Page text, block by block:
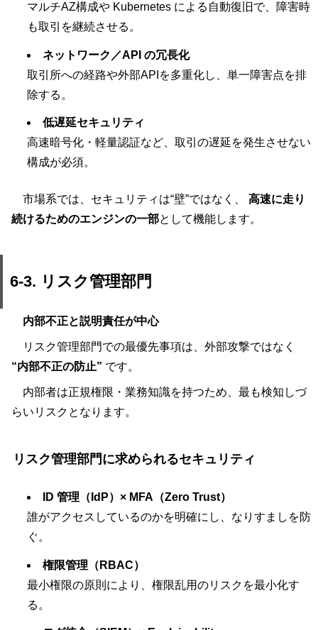
マルチAZ構成や Kubernetes による自動復旧で、障害時
も取引を継続させる。
ネットワーク／API の冗長化
取引所への経路や外部APIを多重化し、単一障害点を排
除する。
低遅延セキュリティ
高速暗号化・軽量認証など、取引の遅延を発生させない
構成が必須。
市場系では、セキュリティは“壁”ではなく、 高速に走り
続けるためのエンジンの一部として機能します。
6-3. リスク管理部門
内部不正と説明責任が中心
リスク管理部門での最優先事項は、外部攻撃ではなく
“内部不正の防止” です。
内部者は正規権限・業務知識を持つため、最も検知しづ
らいリスクとなります。
リスク管理部門に求められるセキュリティ
ID 管理（IdP）× MFA（Zero Trust）
誰がアクセスしているのかを明確にし、なりすましを防
ぐ。
権限管理（RBAC）
最小権限の原則により、権限乱用のリスクを最小化す
る。